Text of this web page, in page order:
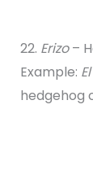
22. Erizo–
Example:
hedgehog